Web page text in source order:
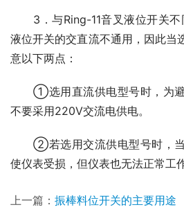
3．与Ring-11音叉液位开关不
液位开关的交直流不通用，因此当
意以下两点：
①选用直流供电型号时，为避
不要采用220V交流电供电。
②若选用交流供电型号时，当
使仪表受损，但仪表也无法正常工作
上一篇： 振棒料位开关的主要用途